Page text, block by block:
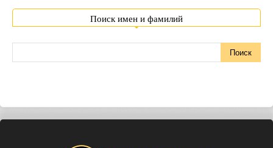
Поиск имен и фамилий